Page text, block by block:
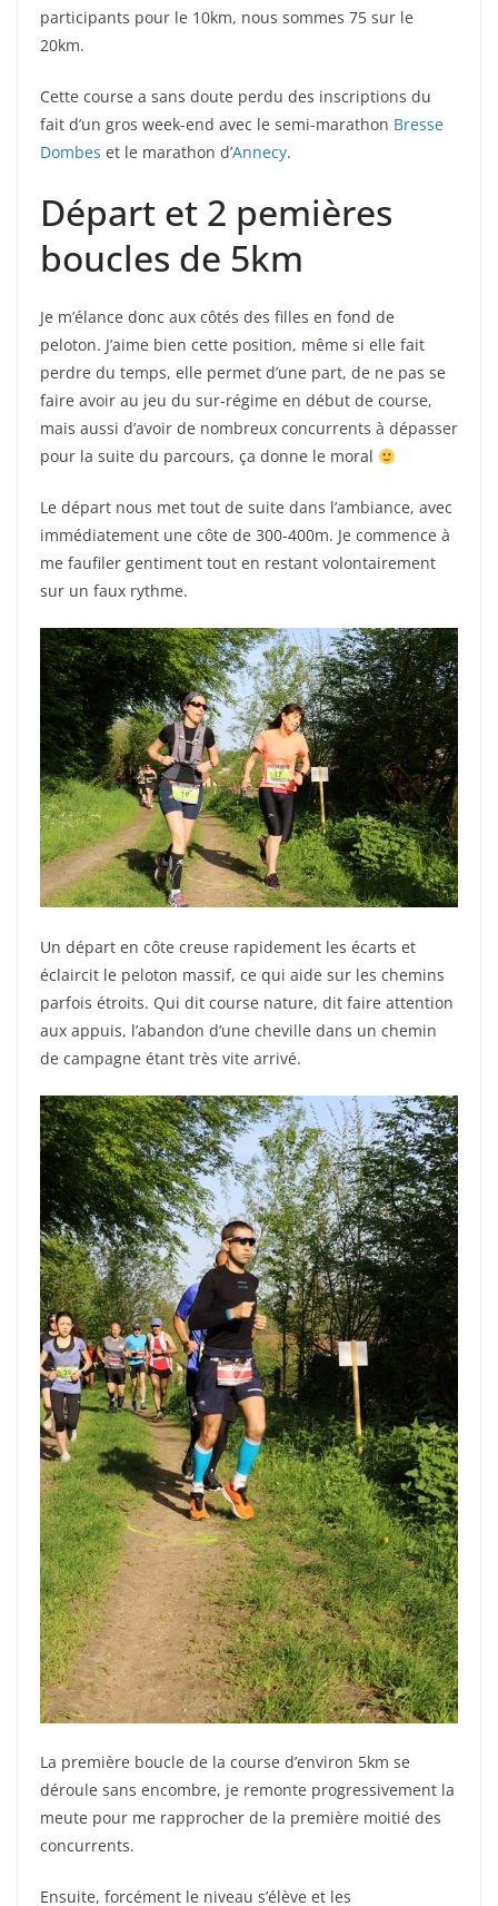
participants pour le 10km, nous sommes 75 sur le
20km.
Cette course a sans doute perdu des inscriptions du
fait d’un gros week-end avec le semi-marathon Bresse
Dombes et le marathon d’Annecy.
Départ et 2 pemières
boucles de 5km
Je m’élance donc aux côtés des filles en fond de
peloton. J’aime bien cette position, même si elle fait
perdre du temps, elle permet d’une part, de ne pas se
faire avoir au jeu du sur-régime en début de course,
mais aussi d’avoir de nombreux concurrents à dépasser
pour la suite du parcours, ça donne le moral
Le départ nous met tout de suite dans l’ambiance, avec
immédiatement une côte de 300-400m. Je commence à
me faufiler gentiment tout en restant volontairement
sur un faux rythme.
Un départ en côte creuse rapidement les écarts et
éclaircit le peloton massif, ce qui aide sur les chemins
parfois étroits. Qui dit course nature, dit faire attention
aux appuis, l’abandon d’une cheville dans un chemin
de campagne étant très vite arrivé.
La première boucle de la course d’environ 5km se
déroule sans encombre, je remonte progressivement la
meute pour me rapprocher de la première moitié des
concurrents.
Ensuite, forcément le niveau s’élève et les